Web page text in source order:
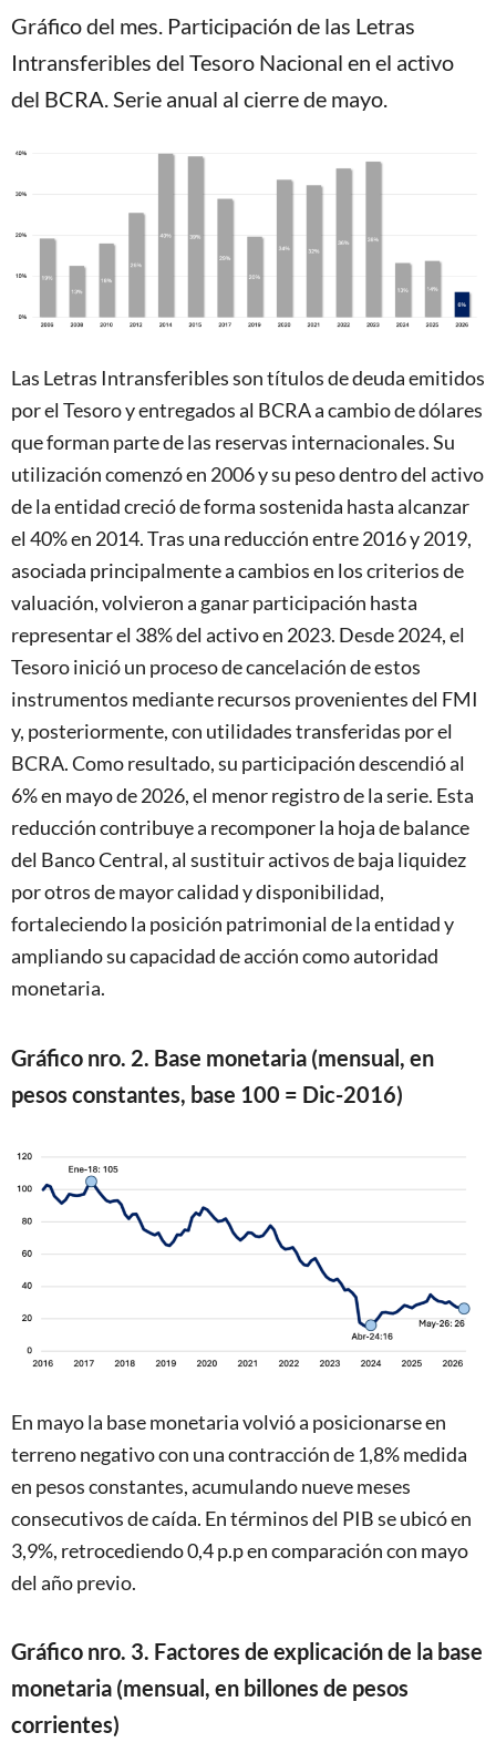
Gráfico del mes. Participación de las Letras
Intransferibles del Tesoro Nacional en el activo
del BCRA. Serie anual al cierre de mayo.
Las Letras Intransferibles son títulos de deuda emitidos
por el Tesoro y entregados al BCRA a cambio de dólares
que forman parte de las reservas internacionales. Su
utilización comenzó en 2006 y su peso dentro del activo
de la entidad creció de forma sostenida hasta alcanzar
el 40% en 2014. Tras una reducción entre 2016 y 2019,
asociada principalmente a cambios en los criterios de
valuación, volvieron a ganar participación hasta
representar el 38% del activo en 2023. Desde 2024, el
Tesoro inició un proceso de cancelación de estos
instrumentos mediante recursos provenientes del FMI
y, posteriormente, con utilidades transferidas por el
BCRA. Como resultado, su participación descendió al
6% en mayo de 2026, el menor registro de la serie. Esta
reducción contribuye a recomponer la hoja de balance
del Banco Central, al sustituir activos de baja liquidez
por otros de mayor calidad y disponibilidad,
fortaleciendo la posición patrimonial de la entidad y
ampliando su capacidad de acción como autoridad
monetaria.
Gráfico nro. 2. Base monetaria (mensual, en
pesos constantes, base 100 = Dic-2016)
En mayo la base monetaria volvió a posicionarse en
terreno negativo con una contracción de 1,8% medida
en pesos constantes, acumulando nueve meses
consecutivos de caída. En términos del PIB se ubicó en
3,9%, retrocediendo 0,4 p.p en comparación con mayo
del año previo.
Gráfico nro. 3. Factores de explicación de la base
monetaria (mensual, en billones de pesos
corrientes)